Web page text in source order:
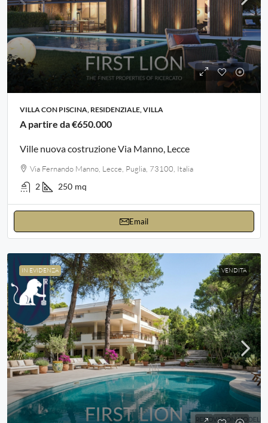
VILLA CON PISCINA, RESIDENZIALE, VILLA
A partire da€650.000
Ville nuova costruzione Via Manno, Lecce
Via Fernando Manno, Lecce, Puglia, 73100, Italia
2 250 mq
Email
IN EVIDENZA VENDITA